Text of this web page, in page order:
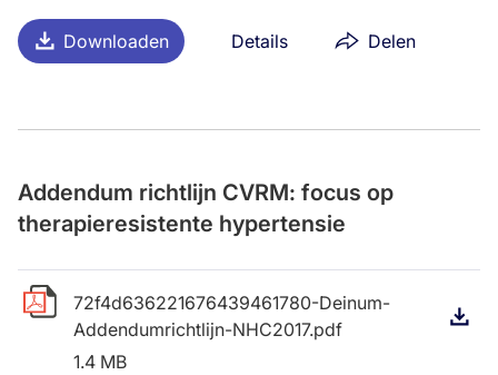
Downloaden Details Delen
Addendum richtlijn CVRM: focus op
therapieresistente hypertensie
72f4d636221676439461780-Deinum-
Addendumrichtlijn-NHC2017.pdf
1.4 MB